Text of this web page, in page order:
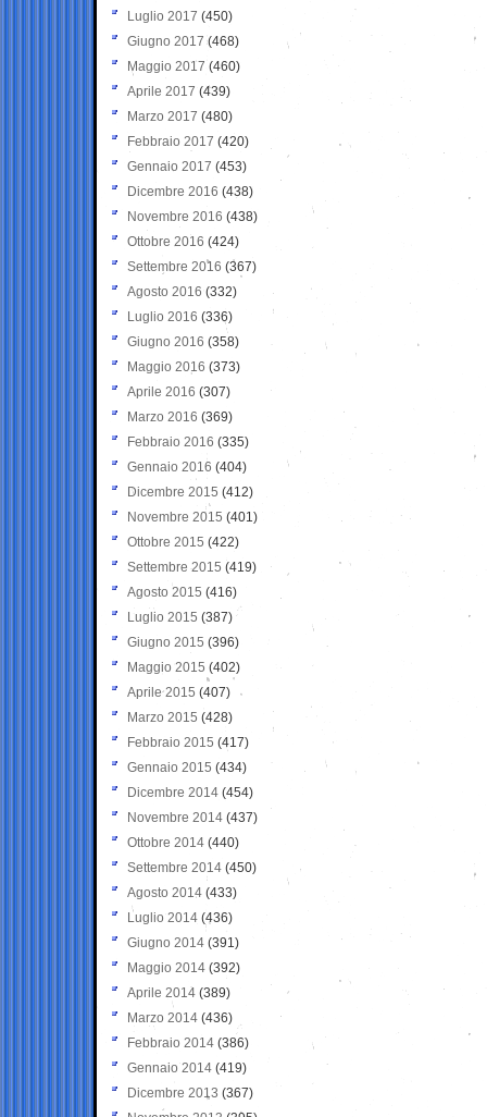
Luglio 2017 (450)
Giugno 2017 (468)
Maggio 2017 (460)
Aprile 2017 (439)
Marzo 2017 (480)
Febbraio 2017 (420)
Gennaio 2017 (453)
Dicembre 2016 (438)
Novembre 2016 (438)
Ottobre 2016 (424)
Settembre 2016 (367)
Agosto 2016 (332)
Luglio 2016 (336)
Giugno 2016 (358)
Maggio 2016 (373)
Aprile 2016 (307)
Marzo 2016 (369)
Febbraio 2016 (335)
Gennaio 2016 (404)
Dicembre 2015 (412)
Novembre 2015 (401)
Ottobre 2015 (422)
Settembre 2015 (419)
Agosto 2015 (416)
Luglio 2015 (387)
Giugno 2015 (396)
Maggio 2015 (402)
Aprile 2015 (407)
Marzo 2015 (428)
Febbraio 2015 (417)
Gennaio 2015 (434)
Dicembre 2014 (454)
Novembre 2014 (437)
Ottobre 2014 (440)
Settembre 2014 (450)
Agosto 2014 (433)
Luglio 2014 (436)
Giugno 2014 (391)
Maggio 2014 (392)
Aprile 2014 (389)
Marzo 2014 (436)
Febbraio 2014 (386)
Gennaio 2014 (419)
Dicembre 2013 (367)